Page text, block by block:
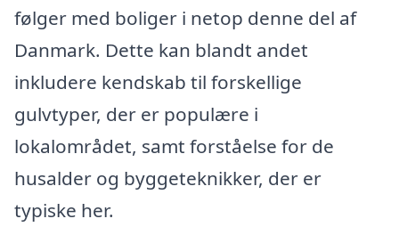
følger med boliger i netop denne del af
Danmark. Dette kan blandt andet
inkludere kendskab til forskellige
gulvtyper, der er populære i
lokalområdet, samt forståelse for de
husalder og byggeteknikker, der er
typiske her.